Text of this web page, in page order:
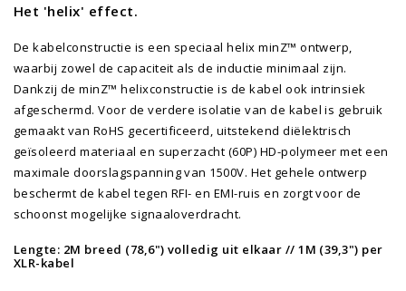
Het 'helix' effect.
De kabelconstructie is een speciaal helix minZ™ ontwerp,
waarbij zowel de capaciteit als de inductie minimaal zijn.
Dankzij de minZ™ helixconstructie is de kabel ook intrinsiek
afgeschermd. Voor de verdere isolatie van de kabel is gebruik
gemaakt van RoHS gecertificeerd, uitstekend diëlektrisch
geïsoleerd materiaal en superzacht (60P) HD-polymeer met een
maximale doorslagspanning van 1500V. Het gehele ontwerp
beschermt de kabel tegen RFI- en EMI-ruis en zorgt voor de
schoonst mogelijke signaaloverdracht.
Lengte: 2M breed (78,6") volledig uit elkaar // 1M (39,3") per
XLR-kabel